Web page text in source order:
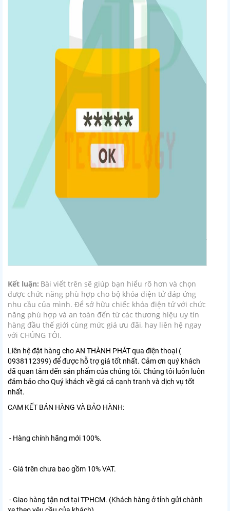
Kết luận: Bài viết trên sẽ giúp bạn hiểu rõ hơn và chọn
được chức năng phù hợp cho bộ khóa điện tử đáp ứng
nhu cầu của mình. Để sở hữu chiếc khóa điện tử với chức
năng phù hợp và an toàn đến từ các thương hiệu uy tín
hàng đầu thế giới cùng mức giá ưu đãi, hay liên hệ ngay
với CHÚNG TÔI.
Liên hệ đặt hàng cho AN THÀNH PHÁT qua điện thoại (
0938112399) để được hỗ trợ giá tốt nhất. Cảm ơn quý khách
đã quan tâm đến sản phẩm của chúng tôi. Chúng tôi luôn luôn
đảm bảo cho Quý khách về giá cả cạnh tranh và dịch vụ tốt
nhất.
CAM KẾT BÁN HÀNG VÀ BẢO HÀNH:
- Hàng chính hãng mới 100%.
- Giá trên chưa bao gồm 10% VAT.
- Giao hàng tận nơi tại TPHCM. (Khách hàng ở tỉnh gửi chành